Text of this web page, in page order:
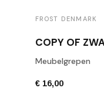
FROST DENMARK
Meubelgrepen
€ 16,00